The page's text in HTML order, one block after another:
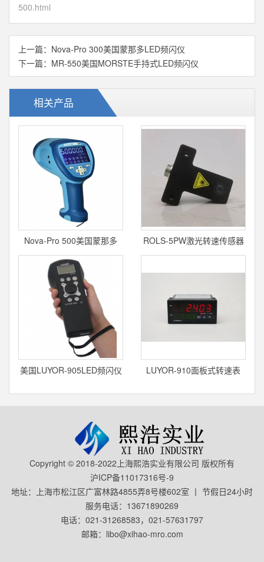
500.html
上一篇： Nova-Pro 300美国蒙那多LED频闪仪
下一篇： MR-550美国MORSTE手持式LED频闪仪
相关产品
Nova-Pro 500美国蒙那多
LED频闪仪
ROLS-5PW激光转速传感器
美国LUYOR-905LED频闪仪 LUYOR-910面板式转速表
Copyright © 2018-2022上海熙浩实业有限公司 版权所有
沪ICP备11017316号-9
地址：上海市松江区广富林路4855弄8号楼602室 丨 节假日24小时
服务电话：13671890269
电话：021-31268583，021-57631797
邮箱：libo@xihao-mro.com